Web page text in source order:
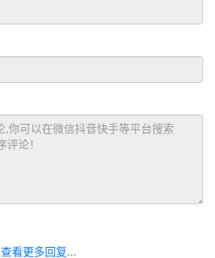
查看更多回复...